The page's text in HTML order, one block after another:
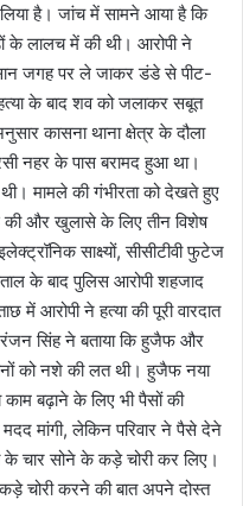
है। जांच में सामने आया है कि
के लालच में की थी। आरोपी ने
जगह पर ले जाकर डंडे से पीट-
के बाद शव को जलाकर सबूत
कासना थाना क्षेत्र के दौला
नहर के पास बरामद हुआ था।
मामले की गंभीरता को देखते हुए
और खुलासे के लिए तीन विशेष
साक्ष्यों, सीसीटीवी फुटेज
के बाद पुलिस आरोपी शहजाद
में आरोपी ने हत्या की पूरी वारदात
रंजन सिंह ने बताया कि हुजैफ और
को नशे की लत थी। हुजैफ नया
बढ़ाने के लिए भी पैसों की
मांगी, लेकिन परिवार ने पैसे देने
चार सोने के कड़े चोरी कर लिए।
चोरी करने की बात अपने दोस्त